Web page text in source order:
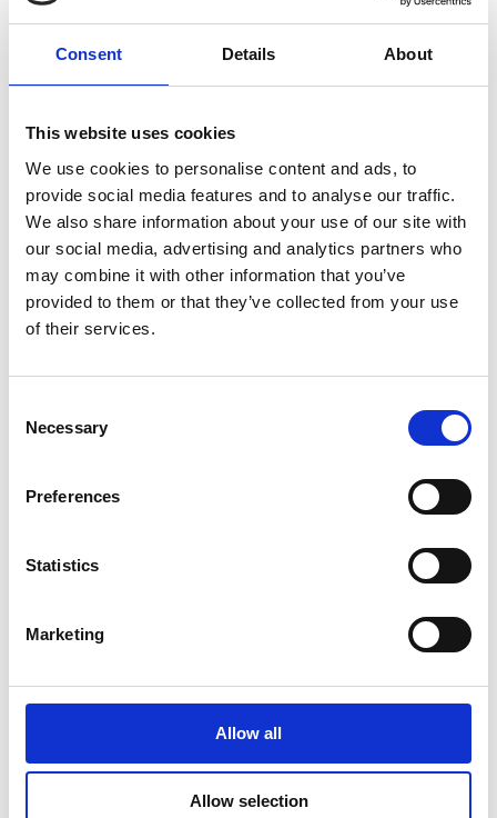
Consent Details About
This website uses cookies
We use cookies to personalise content and ads, to
provide social media features and to analyse our traffic.
We also share information about your use of our site with
our social media, advertising and analytics partners who
may combine it with other information that you’ve
provided to them or that they’ve collected from your use
of their services.
Selection
Necessary
Preferences
Statistics
Marketing
Allow all
Allow selection
Experts certifiés en emballage